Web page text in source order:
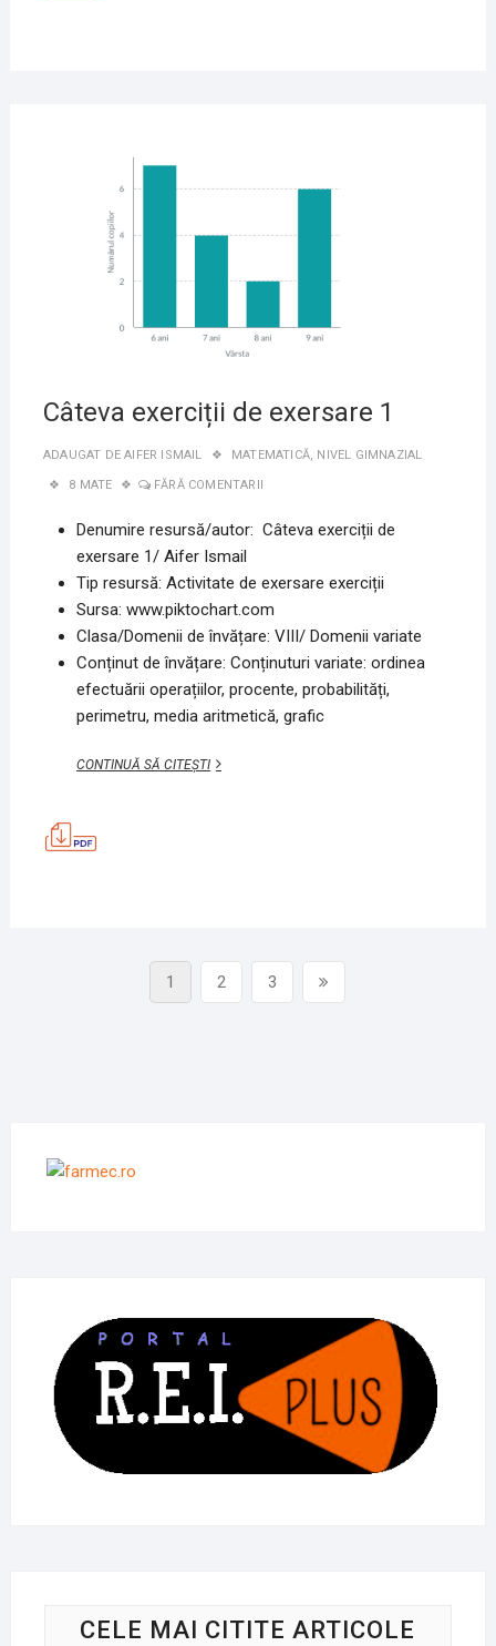
Câteva exerciții de exersare 1
ADAUGAT DEAIFER ISMAIL MATEMATICĂ, NIVEL GIMNAZIAL
8 MATE FĂRĂ COMENTARII
Denumire resursă/autor: Câteva exerciții de
exersare 1/Aifer Ismail
Tip resursă: Activitate de exersare exerciții
Sursa: www.piktochart.com
Clasa/Domenii de învățare: VIII/ Domenii variate
Conținut de învățare: Conținuturi variate: ordinea
efectuării operațiilor, procente, probabilități,
perimetru, media aritmetică, grafic
CONTINUĂ SĂ CITEȘTICÂTEVA
Page
1 Page
2 Page
3
Următoare
CELE MAI CITITE ARTICOLE